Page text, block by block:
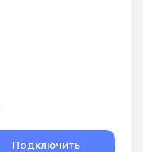
Подключить